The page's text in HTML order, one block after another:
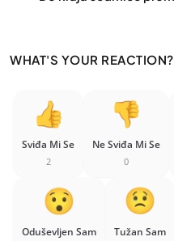
WHAT'S YOUR REACTION?
Sviđa Mi Se
2
Ne Sviđa Mi Se
0
Oduševljen Sam Tužan Sam